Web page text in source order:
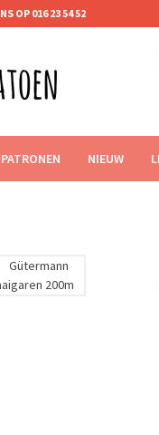
OP 016 23 54 52
PATRONEN NIEUW